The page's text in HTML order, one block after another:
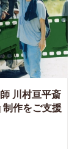
川村亘平斎
制作をご支援